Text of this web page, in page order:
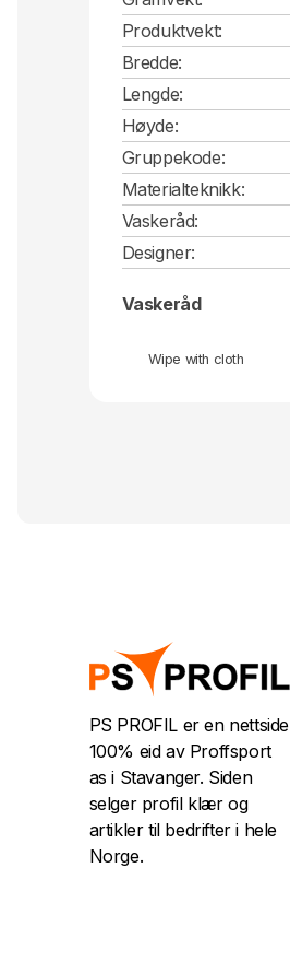
Produktvekt:
Bredde:
Lengde:
Høyde:
Gruppekode:
Materialteknikk:
Vaskeråd:
Designer:
Vaskeråd
Wipe with cloth
PS PROFIL er en nettside
100% eid av Proffsport
as i Stavanger. Siden
selger profil klær og
artikler til bedrifter i hele
Norge.